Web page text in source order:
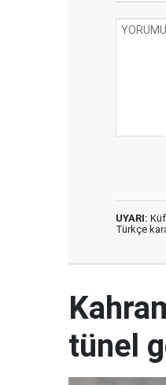
UYARI:
Türkçe
tünel